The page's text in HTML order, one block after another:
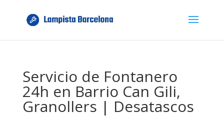
Servicio de Fontanero
24h en Barrio Can Gili,
Granollers | Desatascos